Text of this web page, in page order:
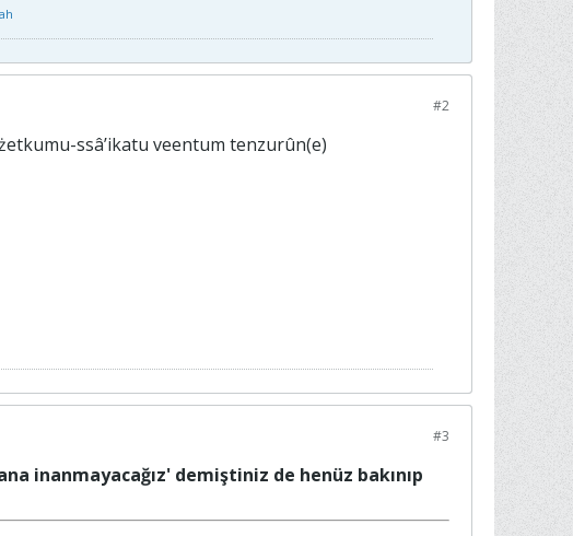
#2
ssâ’ikatu veentum tenzurûn(e)
#3
inanmayacağız' demiştiniz de henüz bakınıp